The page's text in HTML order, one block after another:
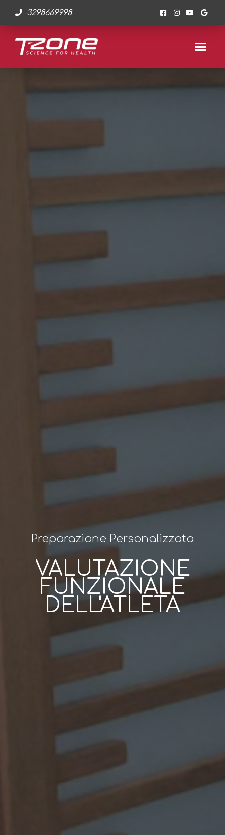
3298669998
Preparazione Personalizzata
VALUTAZIONE
FUNZIONALE
DELL'ATLETA